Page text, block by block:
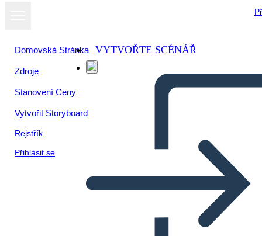
Domovská Stránka
Zdroje
Stanovení Ceny
Vytvořit Storyboard
Rejstřík
Přihlásit se
VYTVOŘTE SCÉNÁŘ